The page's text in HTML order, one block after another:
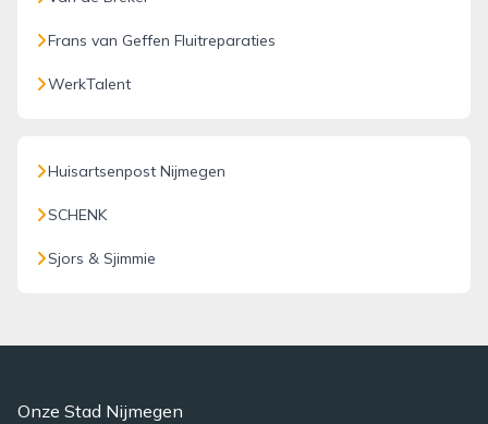
Frans van Geffen Fluitreparaties
WerkTalent
Huisartsenpost Nijmegen
SCHENK
Sjors & Sjimmie
Onze Stad Nijmegen